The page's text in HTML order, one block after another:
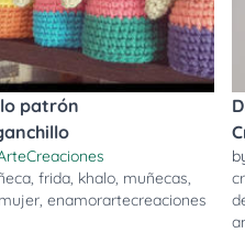
patrón
, frida, khalo, muñecas,
mujer, enamorartecreaciones